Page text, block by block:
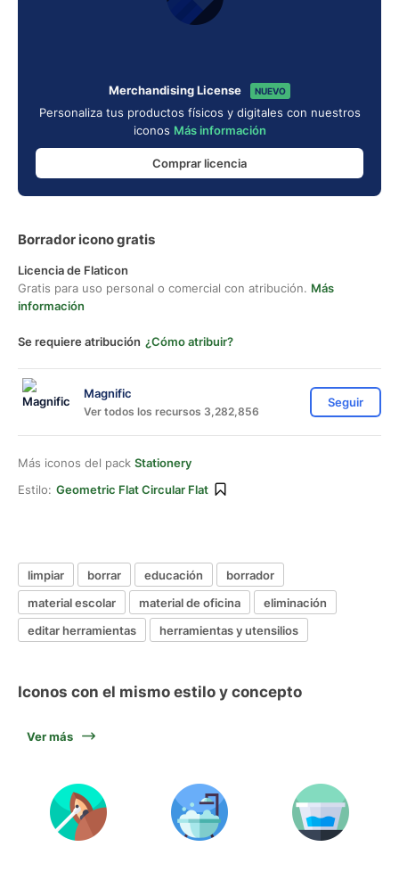
Merchandising License NUEVO
Personaliza tus productos físicos y digitales con nuestros
iconos Más información
Comprar licencia
Borrador icono gratis
Licencia de Flaticon
Gratis para uso personal o comercial con atribución. Más
información
Se requiere atribución ¿Cómo atribuir?
Magnific
Ver todos los recursos 3,282,856
Seguir
Más iconos del pack Stationery
Estilo: Geometric Flat Circular Flat
limpiar borrar educación
borrador
material escolar
material de oficina
eliminación
editar herramientas
herramientas y utensilios
Iconos con el mismo estilo y concepto
Ver más